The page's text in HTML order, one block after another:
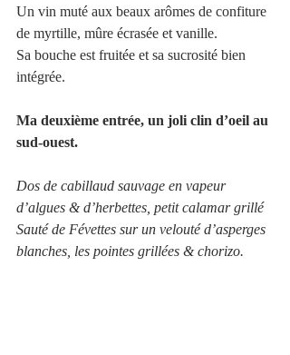
Un vin muté aux beaux arômes de confiture
de myrtille, mûre écrasée et vanille.
Sa bouche est fruitée et sa sucrosité bien
intégrée.
Ma deuxième entrée, un joli clin d’oeil au
sud-ouest.
Dos de cabillaud sauvage en vapeur
d’algues & d’herbettes, petit calamar grillé
Sauté de Févettes sur un velouté d’asperges
blanches, les pointes grillées & chorizo.